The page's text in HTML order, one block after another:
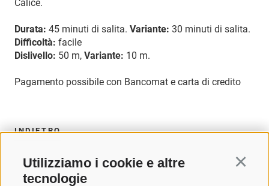
Utilizziamo i cookie e altre
tecnologie
Calice.
Durata: 45 minuti di salita. Variante: 30 minuti di salita.
Difficoltà: facile
Dislivello: 50 m, Variante: 10 m.
Pagamento possibile con Bancomat e carta di credito
INDIETRO